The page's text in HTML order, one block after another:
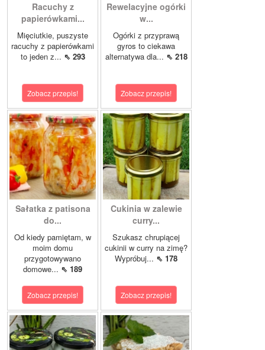
Racuchy z
papierówkami...
Mięciutkie, puszyste
racuchy z papierówkami
to jeden z... ⇖ 293
Zobacz przepis!
Rewelacyjne ogórki
w...
Ogórki z przyprawą
gyros to ciekawa
alternatywa dla... ⇖ 218
Zobacz przepis!
Sałatka z patisona
do...
Od kiedy pamiętam, w
moim domu
przygotowywano
domowe... ⇖ 189
Zobacz przepis!
Cukinia w zalewie
curry...
Szukasz chrupiącej
cukinii w curry na zimę?
Wypróbuj... ⇖ 178
Zobacz przepis!